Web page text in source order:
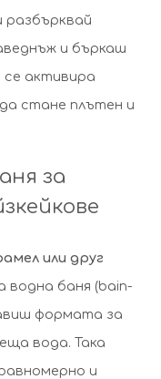
разбърквай
и бъркаш
се активира
стане плътен и
за
или друг
водна баня (bain-
формата за
вода. Така
и